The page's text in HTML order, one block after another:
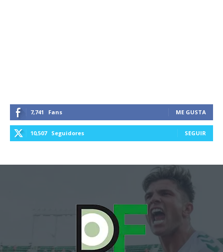
7,741 Fans ME GUSTA
10,507 Seguidores SEGUIR